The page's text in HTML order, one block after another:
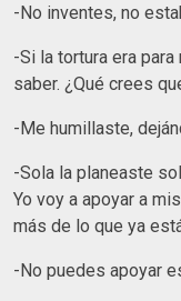
-No inventes, no
-Si la tortura era
saber. ¿Qué crees
-Me humillaste,
-Sola la planeaste
Yo voy a apoyar a
más de lo que ya
-No puedes apoyar